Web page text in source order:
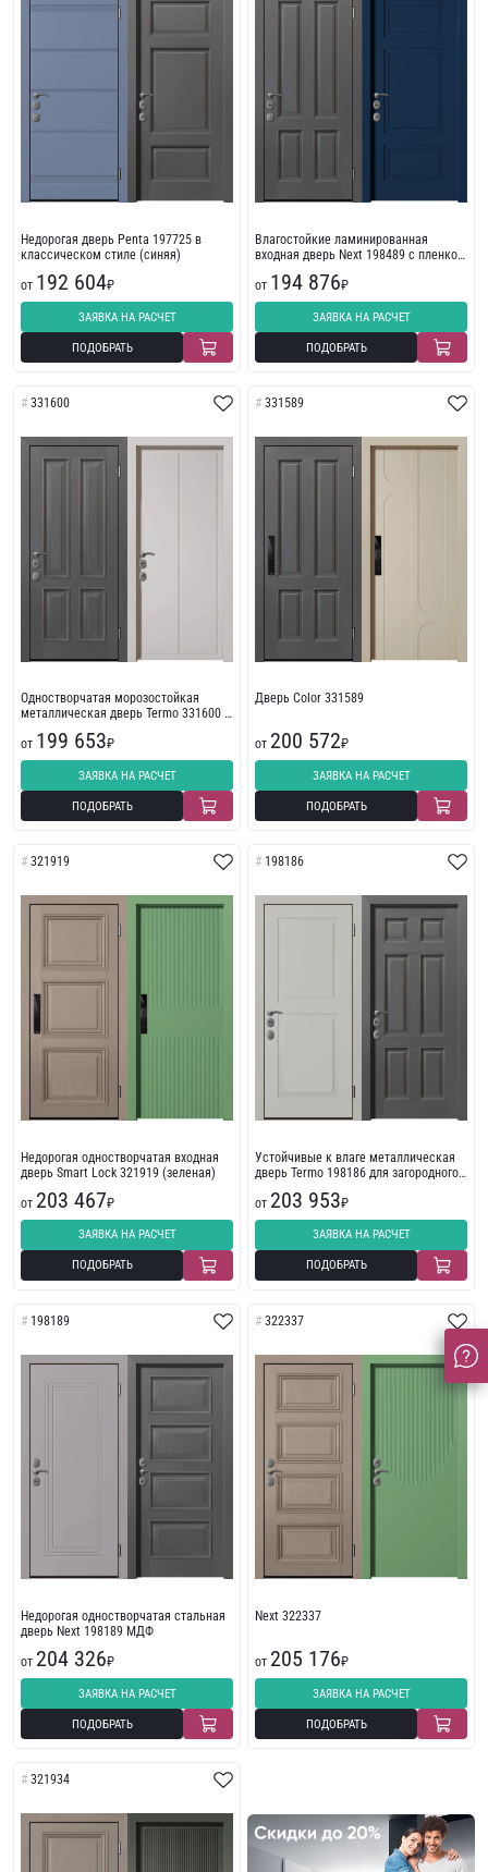
Недорогая дверь Penta 197725 в
классическом стиле (синяя)
от 192 604₽
ЗАЯВКА НА РАСЧЕТ
ПОДОБРАТЬ
Влагостойкие ламинированная
входная дверь Next 198489 с пленкой
от 194 876₽
ЗАЯВКА НА РАСЧЕТ
ПОДОБРАТЬ
331600
Одностворчатая морозостойкая
металлическая дверь Termo 331600 с
от 199 653₽
ЗАЯВКА НА РАСЧЕТ
ПОДОБРАТЬ
331589
Дверь Color 331589
от 200 572₽
ЗАЯВКА НА РАСЧЕТ
ПОДОБРАТЬ
321919
Недорогая одностворчатая входная
дверь Smart Lock 321919 (зеленая)
от 203 467₽
ЗАЯВКА НА РАСЧЕТ
ПОДОБРАТЬ
198186
Устойчивые к влаге металлическая
дверь Termo 198186 для загородного
от 203 953₽
ЗАЯВКА НА РАСЧЕТ
ПОДОБРАТЬ
198189
Недорогая одностворчатая стальная
дверь Next 198189 МДФ
от 204 326₽
ЗАЯВКА НА РАСЧЕТ
ПОДОБРАТЬ
322337
Next 322337
от 205 176₽
ЗАЯВКА НА РАСЧЕТ
ПОДОБРАТЬ
321934